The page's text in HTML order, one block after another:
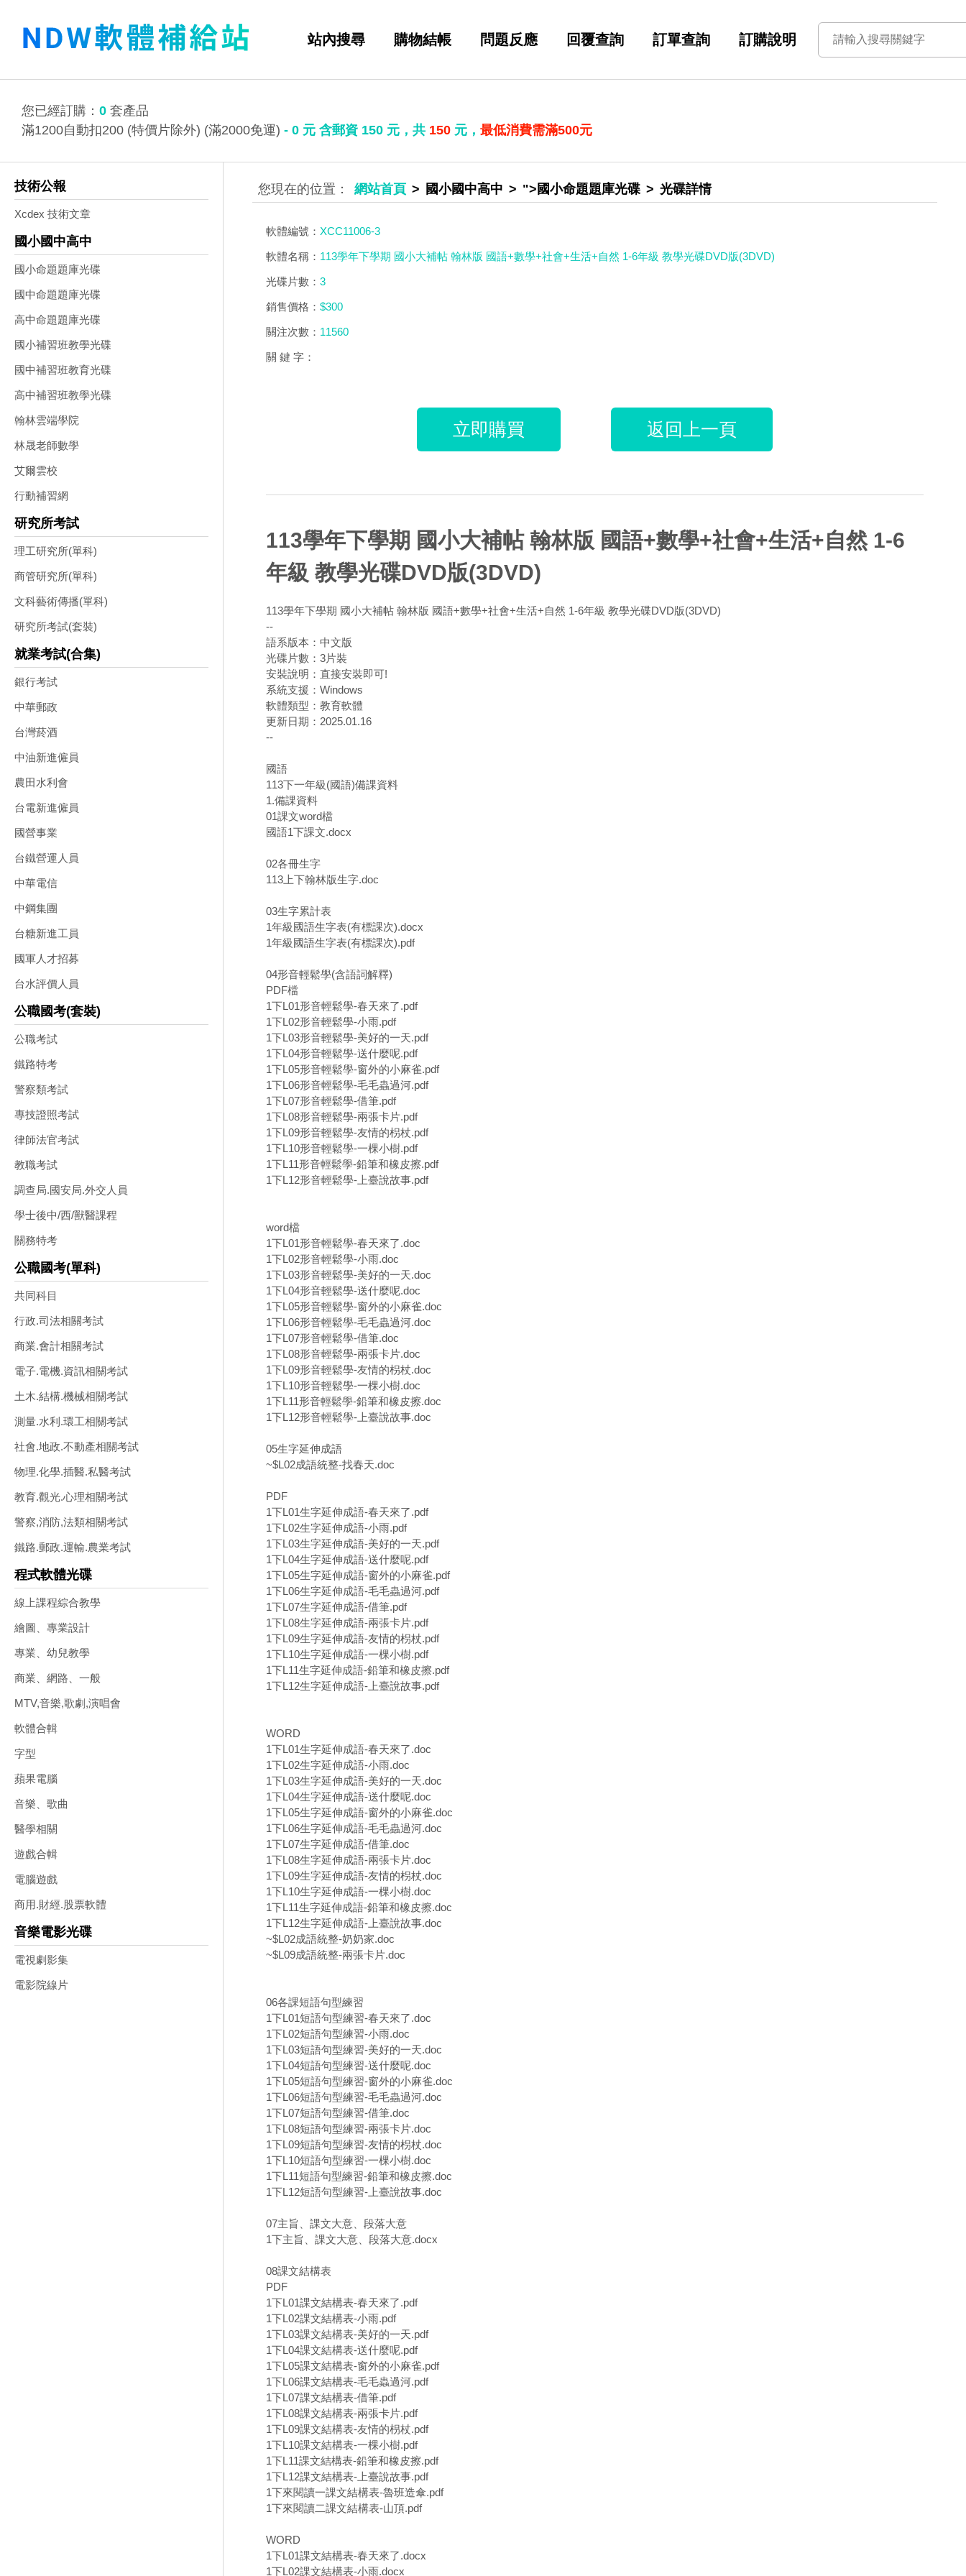
站內搜尋 購物結帳 問題反應 回覆查詢 訂單查詢 訂購說明
您已經訂購： 0 套產品
滿1200自動扣200 (特價片除外) (滿2000免運) - 0 元 含郵資 150 元，共 150 元， 最低消費需滿500元
技術公報
Xcdex 技術文章
國小國中高中
國小命題題庫光碟
國中命題題庫光碟
高中命題題庫光碟
國小補習班教學光碟
國中補習班教育光碟
高中補習班教學光碟
翰林雲端學院
林晟老師數學
艾爾雲校
行動補習網
研究所考試
理工研究所(單科)
商管研究所(單科)
文科藝術傳播(單科)
研究所考試(套裝)
就業考試(合集)
銀行考試
中華郵政
台灣菸酒
中油新進僱員
農田水利會
台電新進僱員
國營事業
台鐵營運人員
中華電信
中鋼集團
台糖新進工員
國軍人才招募
台水評價人員
公職國考(套裝)
公職考試
鐵路特考
警察類考試
專技證照考試
律師法官考試
教職考試
調查局.國安局.外交人員
學士後中/西/獸醫課程
關務特考
公職國考(單科)
共同科目
行政.司法相關考試
商業.會計相關考試
電子.電機.資訊相關考試
土木.結構.機械相關考試
測量.水利.環工相關考試
社會.地政.不動產相關考試
物理.化學.插醫.私醫考試
教育.觀光.心理相關考試
警察,消防,法類相關考試
鐵路.郵政.運輸.農業考試
程式軟體光碟
線上課程綜合教學
繪圖、專業設計
專業、幼兒教學
商業、網路、一般
MTV,音樂,歌劇,演唱會
軟體合輯
字型
蘋果電腦
音樂、歌曲
醫學相關
遊戲合輯
電腦遊戲
商用.財經.股票軟體
音樂電影光碟
電視劇影集
電影院線片
網站首頁 國小國中高中 ">國小命題題庫光碟 光碟詳情
軟體編號：XCC11006-3
軟體名稱： 113學年下學期 國小大補帖 翰林版 國語+數學+社會+生活+自然 1-6年級 教學光碟DVD版(3DVD)
光碟片數：3
銷售價格：$300
關注次數： 11560
關 鍵 字：
立即購買 返回上一頁
113學年下學期 國小大補帖 翰林版 國語+數學+社會+生活+自然 1-6
年級 教學光碟DVD版(3DVD)
113學年下學期 國小大補帖 翰林版 國語+數學+社會+生活+自然 1-6年級 教學光碟DVD版(3DVD)
--
語系版本：中文版
光碟片數：3片裝
安裝說明：直接安裝即可!
系統支援：Windows
軟體類型：教育軟體
更新日期：2025.01.16
--
國語
113下一年級(國語)備課資料
1.備課資料
01課文word檔
國語1下課文.docx
02各冊生字
113上下翰林版生字.doc
03生字累計表
1年級國語生字表(有標課次).docx
1年級國語生字表(有標課次).pdf
04形音輕鬆學(含語詞解釋)
PDF檔
1下L01形音輕鬆學-春天來了.pdf
1下L02形音輕鬆學-小雨.pdf
1下L03形音輕鬆學-美好的一天.pdf
1下L04形音輕鬆學-送什麼呢.pdf
1下L05形音輕鬆學-窗外的小麻雀.pdf
1下L06形音輕鬆學-毛毛蟲過河.pdf
1下L07形音輕鬆學-借筆.pdf
1下L08形音輕鬆學-兩張卡片.pdf
1下L09形音輕鬆學-友情的枴杖.pdf
1下L10形音輕鬆學-一棵小樹.pdf
1下L11形音輕鬆學-鉛筆和橡皮擦.pdf
1下L12形音輕鬆學-上臺說故事.pdf
word檔
1下L01形音輕鬆學-春天來了.doc
1下L02形音輕鬆學-小雨.doc
1下L03形音輕鬆學-美好的一天.doc
1下L04形音輕鬆學-送什麼呢.doc
1下L05形音輕鬆學-窗外的小麻雀.doc
1下L06形音輕鬆學-毛毛蟲過河.doc
1下L07形音輕鬆學-借筆.doc
1下L08形音輕鬆學-兩張卡片.doc
1下L09形音輕鬆學-友情的枴杖.doc
1下L10形音輕鬆學-一棵小樹.doc
1下L11形音輕鬆學-鉛筆和橡皮擦.doc
1下L12形音輕鬆學-上臺說故事.doc
05生字延伸成語
~$L02成語統整-找春天.doc
PDF
1下L01生字延伸成語-春天來了.pdf
1下L02生字延伸成語-小雨.pdf
1下L03生字延伸成語-美好的一天.pdf
1下L04生字延伸成語-送什麼呢.pdf
1下L05生字延伸成語-窗外的小麻雀.pdf
1下L06生字延伸成語-毛毛蟲過河.pdf
1下L07生字延伸成語-借筆.pdf
1下L08生字延伸成語-兩張卡片.pdf
1下L09生字延伸成語-友情的枴杖.pdf
1下L10生字延伸成語-一棵小樹.pdf
1下L11生字延伸成語-鉛筆和橡皮擦.pdf
1下L12生字延伸成語-上臺說故事.pdf
WORD
1下L01生字延伸成語-春天來了.doc
1下L02生字延伸成語-小雨.doc
1下L03生字延伸成語-美好的一天.doc
1下L04生字延伸成語-送什麼呢.doc
1下L05生字延伸成語-窗外的小麻雀.doc
1下L06生字延伸成語-毛毛蟲過河.doc
1下L07生字延伸成語-借筆.doc
1下L08生字延伸成語-兩張卡片.doc
1下L09生字延伸成語-友情的枴杖.doc
1下L10生字延伸成語-一棵小樹.doc
1下L11生字延伸成語-鉛筆和橡皮擦.doc
1下L12生字延伸成語-上臺說故事.doc
~$L02成語統整-奶奶家.doc
~$L09成語統整-兩張卡片.doc
06各課短語句型練習
1下L01短語句型練習-春天來了.doc
1下L02短語句型練習-小雨.doc
1下L03短語句型練習-美好的一天.doc
1下L04短語句型練習-送什麼呢.doc
1下L05短語句型練習-窗外的小麻雀.doc
1下L06短語句型練習-毛毛蟲過河.doc
1下L07短語句型練習-借筆.doc
1下L08短語句型練習-兩張卡片.doc
1下L09短語句型練習-友情的枴杖.doc
1下L10短語句型練習-一棵小樹.doc
1下L11短語句型練習-鉛筆和橡皮擦.doc
1下L12短語句型練習-上臺說故事.doc
07主旨、課文大意、段落大意
1下主旨、課文大意、段落大意.docx
08課文結構表
PDF
1下L01課文結構表-春天來了.pdf
1下L02課文結構表-小雨.pdf
1下L03課文結構表-美好的一天.pdf
1下L04課文結構表-送什麼呢.pdf
1下L05課文結構表-窗外的小麻雀.pdf
1下L06課文結構表-毛毛蟲過河.pdf
1下L07課文結構表-借筆.pdf
1下L08課文結構表-兩張卡片.pdf
1下L09課文結構表-友情的枴杖.pdf
1下L10課文結構表-一棵小樹.pdf
1下L11課文結構表-鉛筆和橡皮擦.pdf
1下L12課文結構表-上臺說故事.pdf
1下來閱讀一課文結構表-魯班造傘.pdf
1下來閱讀二課文結構表-山頂.pdf
WORD
1下L01課文結構表-春天來了.docx
1下L02課文結構表-小雨.docx